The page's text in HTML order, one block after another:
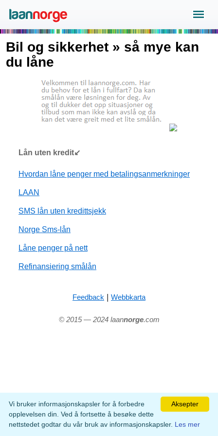
Bil og sikkerhet » så mye kan
du låne
Lån uten kredit↙
Hvordan låne penger med betalingsanmerkninger
LAAN
SMS lån uten kredittsjekk
Norge Sms-lån
Låne penger på nett
Refinansiering smålån
Feedback | Webbkarta
© 2015 — 2024 laannorge.com
Aksepter
Vi bruker informasjonskapsler for å forbedre
opplevelsen din. Ved å fortsette å besøke dette
nettstedet godtar du vår bruk av informasjonskapsler. Les mer